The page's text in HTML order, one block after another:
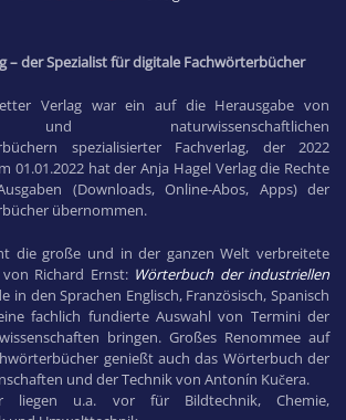
– der Spezialist für digitale Fachwörterbücher
Verlag war ein auf die Herausgabe von
und naturwissenschaftlichen
spezialisierter Fachverlag, der 2022
01.01.2022 hat der Anja Hagel Verlag die Rechte
(Downloads, Online-Abos, Apps) der
übernommen.
die große und in der ganzen Welt verbreitete
Richard Ernst: Wörterbuch der industriellen
in den Sprachen Englisch, Französisch, Spanisch
fachlich fundierte Auswahl von Termini der
bringen. Großes Renommee auf
genießt auch das Wörterbuch der
und der Technik von Antonín Kučera.
liegen u.a. vor für Bildtechnik, Chemie,